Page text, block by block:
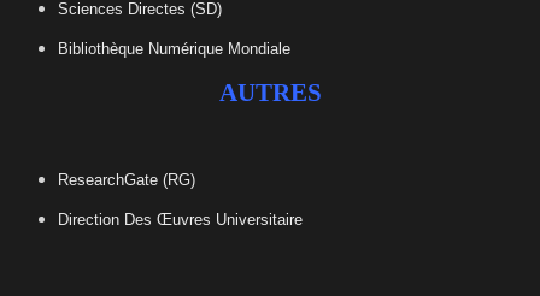
Sciences Directes (SD)
Bibliothèque Numérique Mondiale
AUTRES
ResearchGate (RG)
Direction Des Œuvres Universitaire